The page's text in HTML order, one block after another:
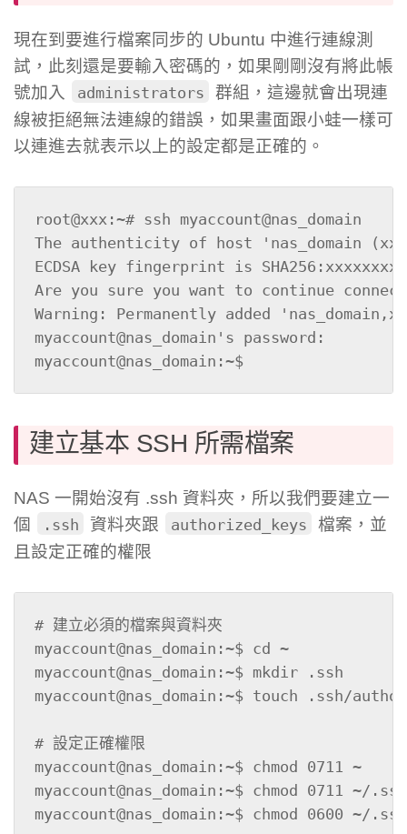
現在到要進行檔案同步的 Ubuntu 中進行連線測
試，此刻還是要輸入密碼的，如果剛剛沒有將此帳
號加入
administrators
群組，這邊就會出現連
線被拒絕無法連線的錯誤，如果畫面跟小蛙一樣可
以連進去就表示以上的設定都是正確的。
root@xxx:~# ssh myaccount@nas_domain
The authenticity of host 'nas_domain
ECDSA key fingerprint is
Are you sure you want to continue
Warning: Permanently added
myaccount@nas_domain's password:
myaccount@nas_domain:~$
建立基本 SSH 所需檔案
NAS 一開始沒有 .ssh 資料夾，所以我們要建立一
個
.ssh 資料夾跟 authorized_keys
檔案，並
且設定正確的權限
# 建立必須的檔案與資料夾
myaccount@nas_domain:~$ cd ~
myaccount@nas_domain:~$ mkdir .ssh
myaccount@nas_domain:~$ touch .ssh/
# 設定正確權限
myaccount@nas_domain:~$ chmod 0711 ~
myaccount@nas_domain:~$ chmod 0711 ~/.ssh
myaccount@nas_domain:~$ chmod 0600 ~/